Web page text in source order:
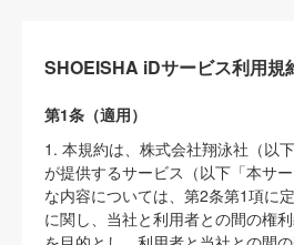
SHOEISHA iDサービス利用規
第1条（適用）
1. 本規約は、株式会社翔泳社（以
が提供するサービス（以下「本サ
な内容については、第2条第1項に
に関し、当社と利用者との間の権